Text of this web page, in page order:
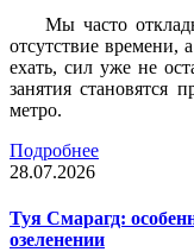
Мы часто
отсутствие времени,
ехать, сил уже не
занятия становятся
метро.
Подробнее
28.07.2026
Туя Смарагд:
озеленении